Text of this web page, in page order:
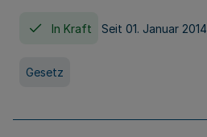
In Kraft Seit 01. Januar 2014
Gesetz